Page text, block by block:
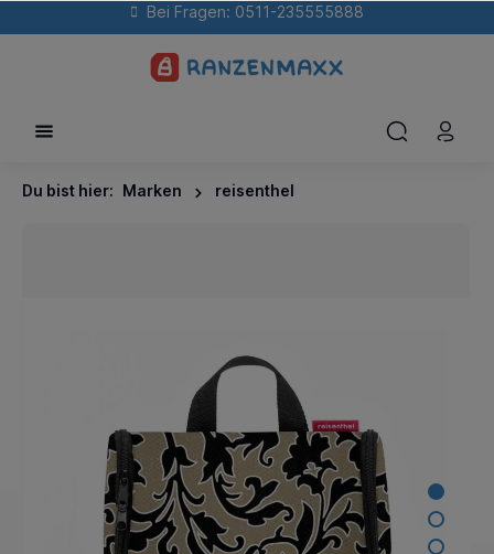
Bei Fragen: 0511-235555888
Du bist hier: Marken reisenthel